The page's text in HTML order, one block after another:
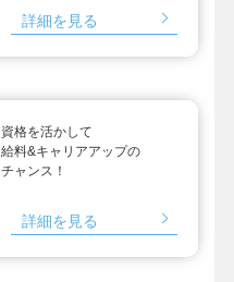
詳細を見る
資格を活かして
給料&キャリアアップの
チャンス！
詳細を見る